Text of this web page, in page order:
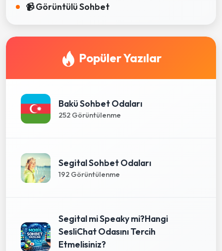
📹 Görüntülü Sohbet
Popüler Yazılar
Bakü Sohbet Odaları
252 Görüntülenme
Segital Sohbet Odaları
192 Görüntülenme
Segital mi Speaky mi?Hangi
SesliChat Odasını Tercih
Etmelisiniz?